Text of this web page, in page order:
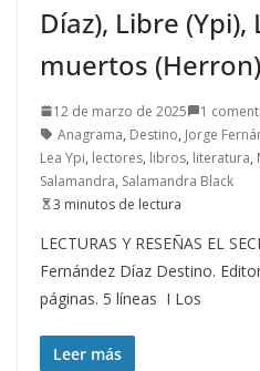
Díaz), Libre (Ypi),
muertos (Herron)
12 de marzo de 2025
1
Anagrama, Destino, Jorge
Lea Ypi, lectores, libros, literatura,
Salamandra, Salamandra Black
3 minutos de lectura
LECTURAS Y RESEÑAS EL
Fernández Díaz Destino.
páginas. 5 líneas I Los
Leer más